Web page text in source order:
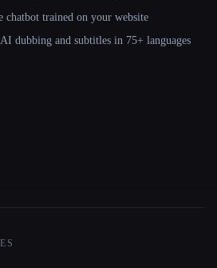
chatbot trained on your website
dubbing and subtitles in 75+ languages